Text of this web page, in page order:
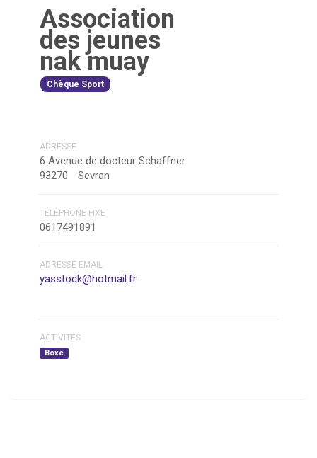
Association
des jeunes
nak muay
Chèque Sport
ADRESSE
6 Avenue de docteur Schaffner
93270
Sevran
TÉLÉPHONE FIXE
0617491891
ADRESSE EMAIL
yasstock@hotmail.fr
ACTIVITÉS
Boxe